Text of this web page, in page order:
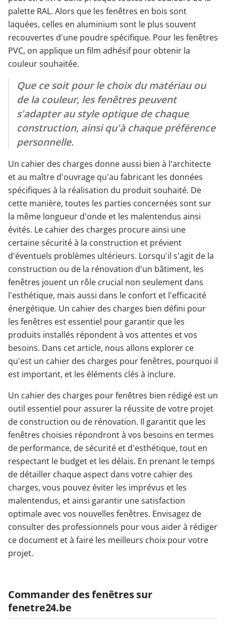
palette RAL. Alors que les fenêtres en bois sont
laquées, celles en aluminium sont le plus souvent
recouvertes d'une poudre spécifique. Pour les fenêtres
PVC, on applique un film adhésif pour obtenir la
couleur souhaitée.
Que ce soit pour le choix du matériau ou
de la couleur, les fenêtres peuvent
s'adapter au style optique de chaque
construction, ainsi qu'à chaque préférence
personnelle.
Un cahier des charges donne aussi bien à l'architecte
et au maître d'ouvrage qu'au fabricant les données
spécifiques à la réalisation du produit souhaité. De
cette manière, toutes les parties concernées sont sur
la même longueur d'onde et les malentendus ainsi
évités. Le cahier des charges procure ainsi une
certaine sécurité à la construction et prévient
d'éventuels problèmes ultérieurs. Lorsqu'il s'agit de la
construction ou de la rénovation d'un bâtiment, les
fenêtres jouent un rôle crucial non seulement dans
l'esthétique, mais aussi dans le confort et l'efficacité
énergétique. Un cahier des charges bien défini pour
les fenêtres est essentiel pour garantir que les
produits installés répondent à vos attentes et vos
besoins. Dans cet article, nous allons explorer ce
qu'est un cahier des charges pour fenêtres, pourquoi il
est important, et les éléments clés à inclure.
Un cahier des charges pour fenêtres bien rédigé est un
outil essentiel pour assurer la réussite de votre projet
de construction ou de rénovation. Il garantit que les
fenêtres choisies répondront à vos besoins en termes
de performance, de sécurité et d'esthétique, tout en
respectant le budget et les délais. En prenant le temps
de détailler chaque aspect dans votre cahier des
charges, vous pouvez éviter les imprévus et les
malentendus, et ainsi garantir une satisfaction
optimale avec vos nouvelles fenêtres. Envisagez de
consulter des professionnels pour vous aider à rédiger
ce document et à faire les meilleurs choix pour votre
projet.
Commander des fenêtres sur
fenetre24.be